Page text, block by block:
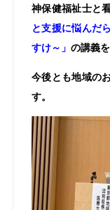
神保健福祉士と
と支援に悩んだ
すけ～」 の講義
今後とも地域の
す。